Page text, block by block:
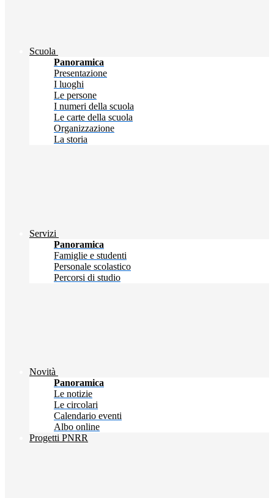
Scuola
Panoramica
Presentazione
I luoghi
Le persone
I numeri della scuola
Le carte della scuola
Organizzazione
La storia
Servizi
Panoramica
Famiglie e studenti
Personale scolastico
Percorsi di studio
Novità
Panoramica
Le notizie
Le circolari
Calendario eventi
Albo online
Progetti PNRR